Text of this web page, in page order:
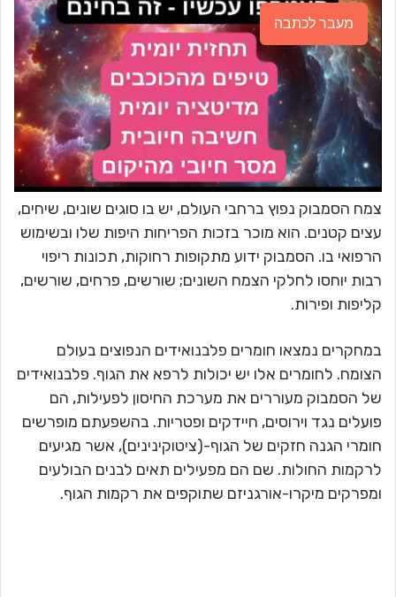
מעבר לכתבה
צמח הסמבוק נפוץ ברחבי העולם, יש בו סוגים שונים, שיחים,
עצים קטנים. הוא מוכר בזכות הפריחות היפות שלו ובשימוש
הרפואי בו. הסמבוק ידוע מתקופות רחוקות, תכונות ריפוי
רבות יוחסו לחלקי הצמח השונים; שורשים, פרחים, שורשים,
קליפות ופירות.
במחקרים נמצאו חומרים פלבנואידים הנפוצים בעולם
הצומח. לחומרים אלו יש יכולות לרפא את הגוף. פלבנואידים
של הסמבוק מעוררים את מערכת החיסון לפעילות, הם
פועלים נגד וירוסים, חיידקים ופטריות. בהשפעתם מופרשים
חומרי הגנה חזקים של הגוף-(ציטוקינינים), אשר מגיעים
לרקמות החולות. שם הם מפעילים תאים לבנים הבולעים
ומפרקים מיקרו-אורגניזם שתוקפים את רקמות הגוף.